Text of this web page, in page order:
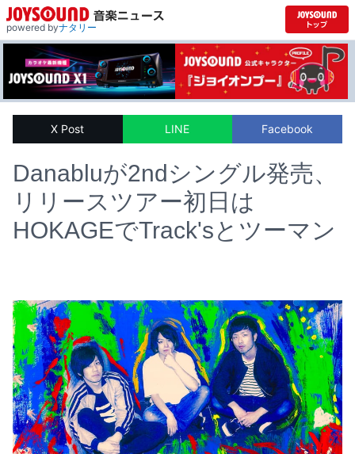
powered byナタリー
X Post LINE Facebook
Danabluが2ndシングル発売、
リリースツアー初日は
HOKAGEでTrack'sとツーマン